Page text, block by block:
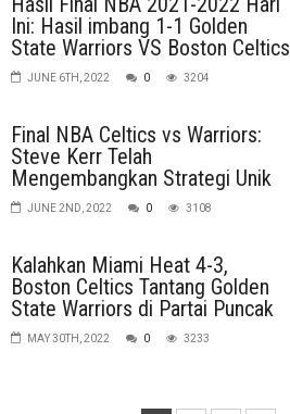
Ini: Hasil imbang 1-1 Golden
State Warriors VS Boston Celtics
JUNE 6TH, 2022 0 3204
Final NBA Celtics vs Warriors:
Steve Kerr Telah
Mengembangkan Strategi Unik
JUNE 2ND, 2022 0 3108
Kalahkan Miami Heat 4-3,
Boston Celtics Tantang Golden
State Warriors di Partai Puncak
MAY 30TH, 2022 0 3233